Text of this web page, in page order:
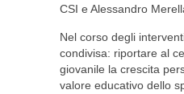
CSI e Alessandro
Nel corso degli
condivisa: riportare al
giovanile la crescita
valore educativo dello